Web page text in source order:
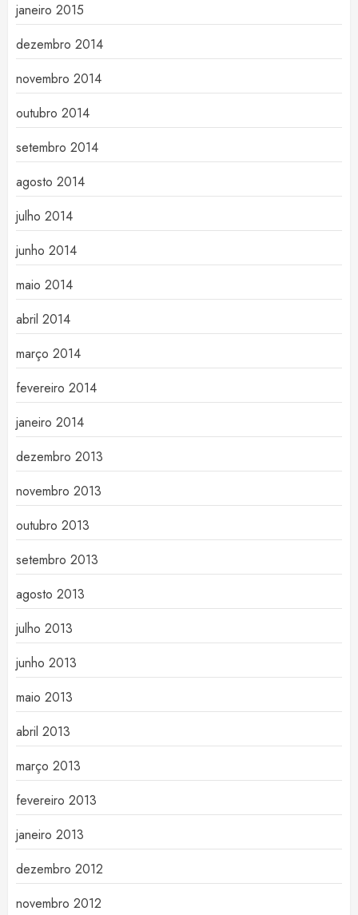
janeiro 2015
dezembro 2014
novembro 2014
outubro 2014
setembro 2014
agosto 2014
julho 2014
junho 2014
maio 2014
abril 2014
março 2014
fevereiro 2014
janeiro 2014
dezembro 2013
novembro 2013
outubro 2013
setembro 2013
agosto 2013
julho 2013
junho 2013
maio 2013
abril 2013
março 2013
fevereiro 2013
janeiro 2013
dezembro 2012
novembro 2012